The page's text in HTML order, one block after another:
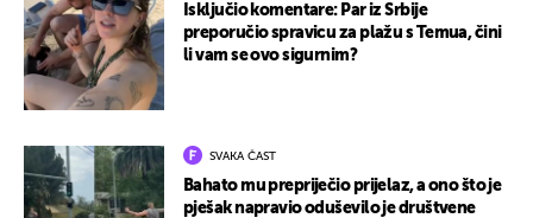
Isključio komentare: Par iz Srbije
preporučio spravicu za plažu s Temua, čini
li vam se ovo sigurnim?
SVAKA ČAST
Bahato mu prepriječio prijelaz, a ono što je
pješak napravio oduševilo je društvene